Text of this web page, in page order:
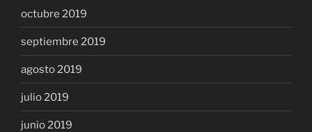
octubre 2019
septiembre 2019
agosto 2019
julio 2019
junio 2019